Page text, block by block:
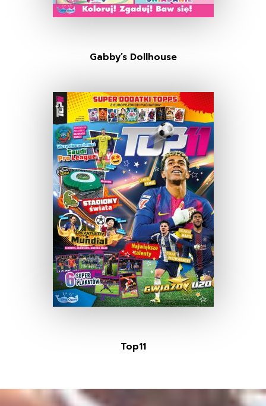
Gabby’s Dollhouse
Top11